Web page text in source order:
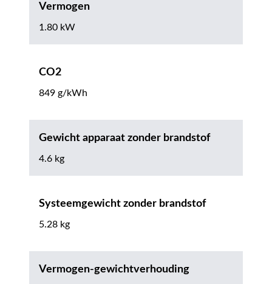
Vermogen
1.80 kW
CO2
849 g/kWh
Gewicht apparaat zonder brandstof
4.6 kg
Systeemgewicht zonder brandstof
5.28 kg
Vermogen-gewichtverhouding